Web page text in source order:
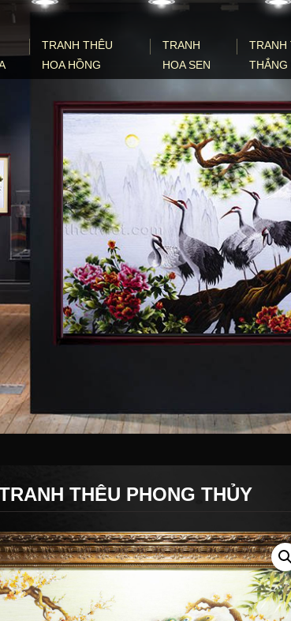
TRANH THÊU
HOA HỒNG
TRANH
HOA SEN
TRANH
THẮNG
THÊU PHONG THỦY